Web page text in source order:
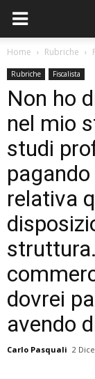
Home Rubriche
Rubriche Fiscalista
Non ho
nel mio
studi
relativa
dovrei
avendo
Carlo Pasquali 2